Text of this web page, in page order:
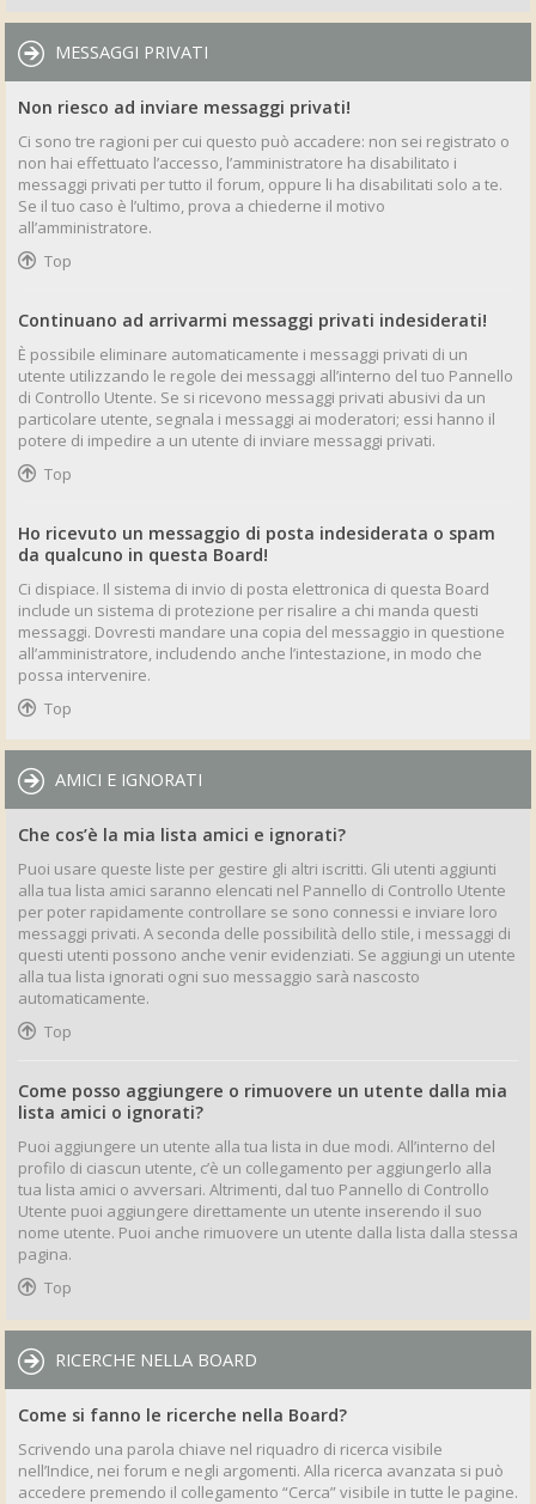
MESSAGGI PRIVATI
Non riesco ad inviare messaggi privati!
Ci sono tre ragioni per cui questo può accadere: non sei registrato o
non hai effettuato l’accesso, l’amministratore ha disabilitato i
messaggi privati per tutto il forum, oppure li ha disabilitati solo a te.
Se il tuo caso è l’ultimo, prova a chiederne il motivo
all’amministratore.
Top
Continuano ad arrivarmi messaggi privati indesiderati!
È possibile eliminare automaticamente i messaggi privati ​​di un
utente utilizzando le regole dei messaggi all’interno del tuo Pannello
di Controllo Utente. Se si ricevono messaggi privati ​​abusivi da un
particolare utente, segnala i messaggi ai moderatori; essi hanno il
potere di impedire a un utente di inviare messaggi privati​​.
Top
Ho ricevuto un messaggio di posta indesiderata o spam
da qualcuno in questa Board!
Ci dispiace. Il sistema di invio di posta elettronica di questa Board
include un sistema di protezione per risalire a chi manda questi
messaggi. Dovresti mandare una copia del messaggio in questione
all’amministratore, includendo anche l’intestazione, in modo che
possa intervenire.
Top
AMICI E IGNORATI
Che cos’è la mia lista amici e ignorati?
Puoi usare queste liste per gestire gli altri iscritti. Gli utenti aggiunti
alla tua lista amici saranno elencati nel Pannello di Controllo Utente
per poter rapidamente controllare se sono connessi e inviare loro
messaggi privati. A seconda delle possibilità dello stile, i messaggi di
questi utenti possono anche venir evidenziati. Se aggiungi un utente
alla tua lista ignorati ogni suo messaggio sarà nascosto
automaticamente.
Top
Come posso aggiungere o rimuovere un utente dalla mia
lista amici o ignorati?
Puoi aggiungere un utente alla tua lista in due modi. All’interno del
profilo di ciascun utente, c’è un collegamento per aggiungerlo alla
tua lista amici o avversari. Altrimenti, dal tuo Pannello di Controllo
Utente puoi aggiungere direttamente un utente inserendo il suo
nome utente. Puoi anche rimuovere un utente dalla lista dalla stessa
pagina.
Top
RICERCHE NELLA BOARD
Come si fanno le ricerche nella Board?
Scrivendo una parola chiave nel riquadro di ricerca visibile
nell’Indice, nei forum e negli argomenti. Alla ricerca avanzata si può
accedere premendo il collegamento “Cerca” visibile in tutte le pagine.